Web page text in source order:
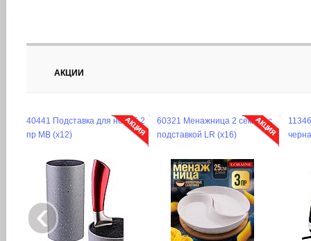
АКЦИИ
40441 Подставка для ножей 2
пр MB (х12)
60321 Менажница 2 секции с
подставкой LR (х16)
‹